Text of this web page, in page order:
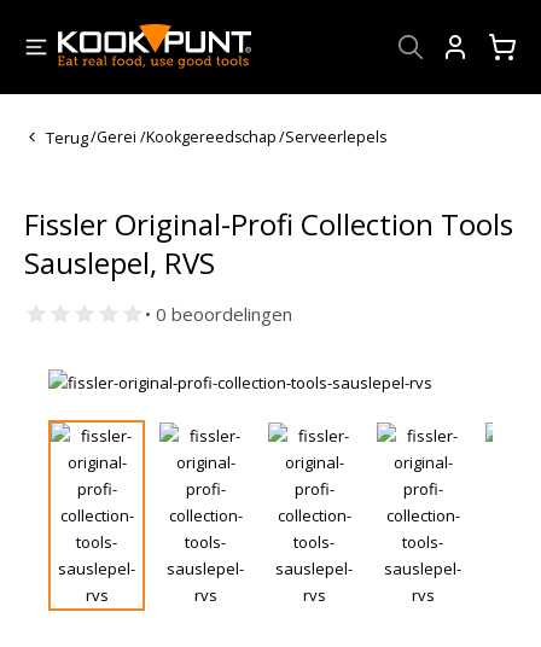
Terug/Gerei /Kookgereedschap/Serveerlepels
Fissler Original-Profi Collection Tools
Sauslepel, RVS
• 0 beoordelingen